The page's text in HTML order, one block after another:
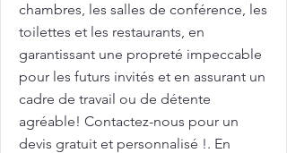
chambres, les salles de conférence, les
toilettes et les restaurants, en
garantissant une propreté impeccable
pour les futurs invités et en assurant un
cadre de travail ou de détente
agréable! Contactez-nous pour un
devis gratuit et personnalisé !. En